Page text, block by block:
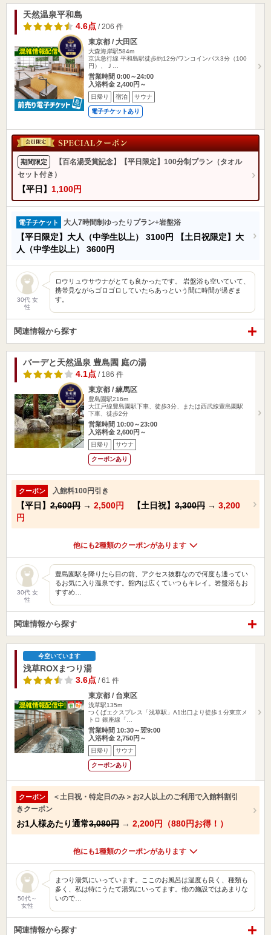
天然温泉平和島
4.6点 / 206 件
東京都 / 大田区
大森海岸駅584m
京浜急行線 平和島駅徒歩約12分/ワンコインバス3分（100
円）、Ｊ…
営業時間 0:00～24:00
入浴料金 2,400円～
日帰り 宿泊 サウナ
電子チケットあり
期間限定
【百名湯受賞記念】【平日限定】100分制プラン（タオル
セット付き）
【平日】 1,100円
電子チケット 大人7時間制ゆったりプラン+岩盤浴
【平日限定】大人（中学生以上） 3100円
【土日祝限定】大
人（中学生以上） 3600円
30代 女
性
ロウリュウサウナがとても良かったです。 岩盤浴も空いていて、
携帯見ながらゴロゴロしていたらあっという間に時間が過ぎま
す。
関連情報から探す
バーデと天然温泉 豊島園 庭の湯
4.1点 / 186 件
東京都 / 練馬区
豊島園駅216m
大江戸線豊島園駅下車、徒歩3分、または西武線豊島園駅
下車、徒歩2分
営業時間 10:00～23:00
入浴料金 2,600円～
日帰り サウナ
クーポンあり
クーポン 入館料100円引き
【平日】 2,600円 → 2,500円 【土日祝】 3,300円 → 3,200
円
他にも2種類のクーポンがあります
30代 女
性
豊島園駅を降りたら目の前、アクセス抜群なので何度も通ってい
るお気に入り温泉です。館内は広くていつもキレイ。岩盤浴もお
すすめ…
関連情報から探す
今空いています
浅草ROXまつり湯
3.6点 / 61 件
東京都 / 台東区
浅草駅135m
つくばエクスプレス「浅草駅」A1出口より徒歩１分東京メ
トロ 銀座線「…
営業時間 10:30～翌9:00
入浴料金 2,750円～
日帰り サウナ
クーポンあり
クーポン
＜土日祝・特定日のみ＞お2人以上のご利用で入館料割引
きクーポン
お1人様あたり通常3,080円 → 2,200円（880円お得！）
他にも1種類のクーポンがあります
50代～
女性
まつり湯気にいっています。ここのお風呂は温度も良く、種類も
多く、私は特にうたて湯気にいってます。他の施設ではあまりな
いので…
関連情報から探す